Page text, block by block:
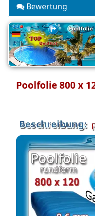
Bewertung
Poolfolie 800 x